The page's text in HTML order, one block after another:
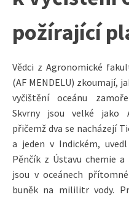
požírající
Vědci z Agronomické
(AF MENDELU) zkoumají,
vyčištění oceánu
Skvrny jsou velké jako
přičemž dva se nacházejí
a jeden v Indickém,
Pěnčík z Ústavu chemie a
jsou v oceánech
buněk na mililitr vody.